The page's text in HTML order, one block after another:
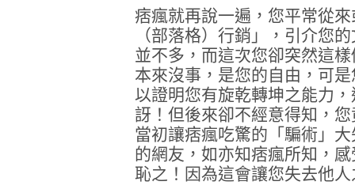
痞瘋就再說一遍，您平常從
（部落格）行銷」，引介您
並不多，而這次您卻突然這
本來沒事，是您的自由，可
以證明您有旋乾轉坤之能力
訝！但後來卻不經意得知，
當初讓痞瘋吃驚的「騙術」
的網友，如亦知痞瘋所知，
恥之！因為這會讓您失去他